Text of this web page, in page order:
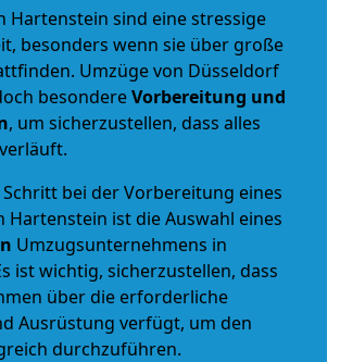
Hartenstein sind eine stressige
besonders wenn sie über große
Umzüge von Düsseldorf
besondereVorbereitung und
, um sicherzustellen, dass alles
verläuft.
bei der Vorbereitung eines
Hartenstein ist die Auswahl eines
Umzugsunternehmens in
ist wichtig, sicherzustellen, dass
über die erforderliche
Ausrüstung verfügt, um den
durchzuführen.